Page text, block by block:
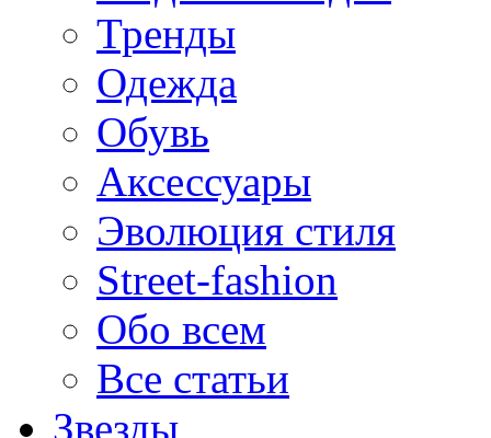
Тренды
Одежда
Обувь
Аксессуары
Эволюция стиля
Street-fashion
Обо всем
Все статьи
Звезды